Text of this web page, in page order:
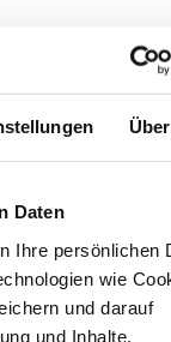
Daten
Ihre persönlichen
wie
und darauf
und Inhalte,